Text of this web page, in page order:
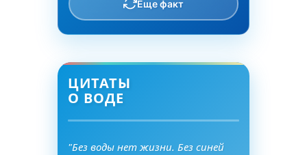
Еще факт
ЦИТАТЫ
О ВОДЕ
"Без воды нет жизни. Без синей